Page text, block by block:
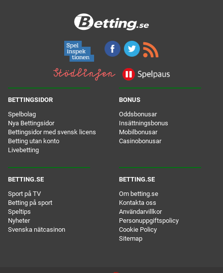
BETTINGSIDOR
Spelbolag
Nya Bettingsidor
Bettingsidor med svensk licens
Betting utan konto
Livebetting
BONUS
Oddsbonusar
Insättningsbonus
Mobilbonusar
Casinobonusar
BETTING.SE
Sport på TV
Betting på sport
Speltips
Nyheter
Svenska nätcasinon
BETTING.SE
Om betting.se
Kontakta oss
Användarvillkor
Personuppgiftspolicy
Cookie Policy
Sitemap